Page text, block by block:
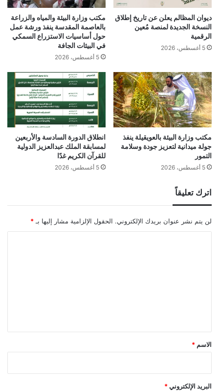
ديوان المظالم يعلن عن تاريخ إطلاق
النسخة الجديدة لمنصة مُعين
الرقمية
5 أغسطس، 2026
مكتب وزارة البيئة والمياه والزراعة
بالعاصمة المقدسة ينفذ ورشة عمل
حول أساسيات الاستزراع السمكي
في البيئات الجافة
5 أغسطس، 2026
مكتب وزارة البيئة بالعويقيلة ينفذ
جولة ميدانية لتعزيز جودة وسلامة
التمور
5 أغسطس، 2026
انطلاق الدورة السادسة والأربعين
لمسابقة الملك عبدالعزيز الدولية
للقرآن الكريم غدًا
5 أغسطس، 2026
اترك تعليقاً
لن يتم نشر عنوان بريدك الإلكتروني. الحقول الإلزامية مشار إليها بـ *
*
الاسم *
البريد الإلكتروني*